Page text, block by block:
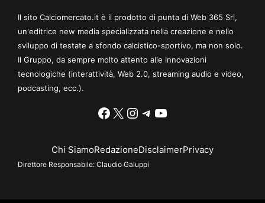
Il sito Calciomercato.it è il prodotto di punta di Web 365 Srl,
un'editrice new media specializzata nella creazione e nello
sviluppo di testate a sfondo calcistico-sportivo, ma non solo.
Il Gruppo, da sempre molto attento alle innovazioni
tecnologiche (interattività, Web 2.0, streaming audio e video,
podcasting, ecc.).
Facebook
X Instagram
Telegram
YouTube
Chi SiamoRedazioneDisclaimerPrivacy
Direttore Responsabile: Claudio Galuppi